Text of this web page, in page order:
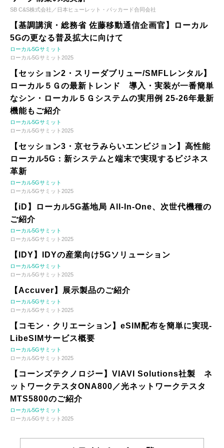
SB C&S株式会社／日本ヒューレット・パッカード合同会社
【基調講演・総務省 佐藤移動通信企画官】ローカル
5Gの更なる普及拡大に向けて
ローカル5Gサミット
ローカル5Gサミット2025
【セッション2・スリーダブリュー/SMFLレンタル】
ローカル５Ｇの最新トレンド 導入・実装が一番簡単
なシン・ローカル５Ｇシステムの実用例 25-26年最新
機能もご紹介
ローカル5Gサミット
ローカル5Gサミット2025
【セッション3・京セラみらいエンビジョン】高性能
ローカル5G：新システムと端末で実現するビジネス
革新
ローカル5Gサミット
ローカル5Gサミット2025
【iD】ローカル5G基地局 All-In-One、次世代機種の
ご紹介
ローカル5Gサミット
ローカル5Gサミット2025
【IDY】IDYの産業向け5Gソリューション
ローカル5Gサミット
ローカル5Gサミット2025
【Accuver】展示製品のご紹介
ローカル5Gサミット
ローカル5Gサミット2025
【コモン・クリエーション】eSIM配布を簡単に実現-
LibeSIMサービス概要
ローカル5Gサミット
ローカル5Gサミット2025
【コーンズテクノロジー】VIAVI Solutions社製 ネ
ットワークテスタONA800／光ネットワークテスタ
MTS5800のご紹介
ローカル5Gサミット
ローカル5Gサミット2025